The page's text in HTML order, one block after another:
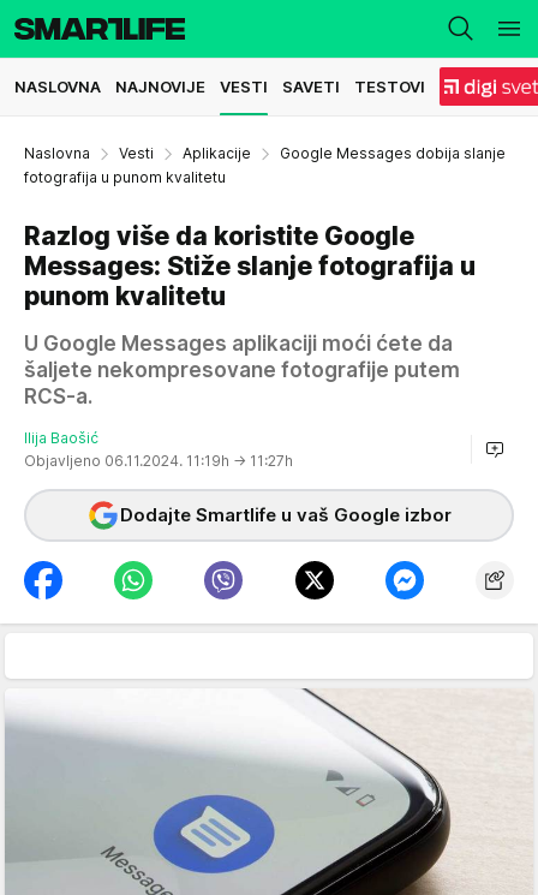
NASLOVNA NAJNOVIJE VESTI SAVETI TESTOVI
Naslovna Vesti Aplikacije
Google Messages dobija slanje
fotografija u punom kvalitetu
Razlog više da koristite Google
Messages: Stiže slanje fotografija u
punom kvalitetu
U Google Messages aplikaciji moći ćete da
šaljete nekompresovane fotografije putem
RCS-a.
Ilija Baošić
Objavljeno 06.11.2024. 11:19h → 11:27h
Dodajte Smartlife u vaš Google izbor